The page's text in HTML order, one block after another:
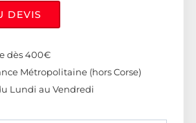
DEVIS
dès 400€
Métropolitaine (hors Corse)
Lundi au Vendredi